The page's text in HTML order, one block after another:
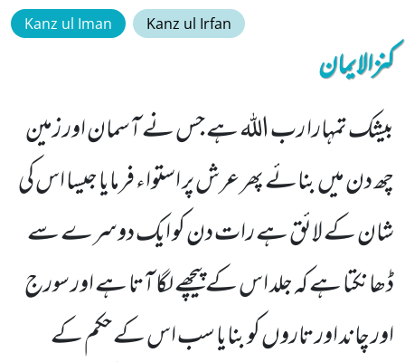
Kanz ul Iman Kanz ul Irfan
کنزالایمان
بیشک تمہارا رب اللہ ہے جس نے آسمان اور زمین
چھ دن میں بنائے پھر عرش پر استواء فرمایا جیسا اس کی
شان کے لائق ہے رات دن کو ایک دوسرے سے
ڈھانکتا ہے کہ جلد اس کے پیچھے لگا آتا ہے اور سورج
اور چاند اور تاروں کو بنایا سب اس کے حکم کے